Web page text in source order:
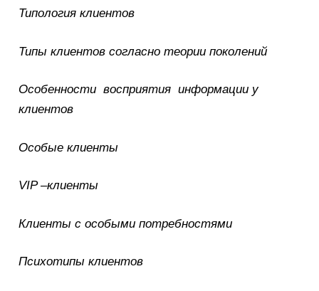
Типология клиентов
Типы клиентов согласно теории поколений
Особенности восприятия информации у
клиентов
Особые клиенты
VIP –клиенты
Клиенты с особыми потребностями
Психотипы клиентов